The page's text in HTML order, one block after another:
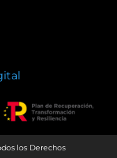
los Derechos